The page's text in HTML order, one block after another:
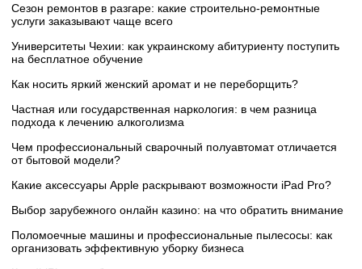
Сезон ремонтов в разгаре: какие строительно-ремонтные
услуги заказывают чаще всего
Университеты Чехии: как украинскому абитуриенту поступить
на бесплатное обучение
Как носить яркий женский аромат и не переборщить?
Частная или государственная наркология: в чем разница
подхода к лечению алкоголизма
Чем профессиональный сварочный полуавтомат отличается
от бытовой модели?
Какие аксессуары Apple раскрывают возможности iPad Pro?
Выбор зарубежного онлайн казино: на что обратить внимание
Поломоечные машины и профессиональные пылесосы: как
организовать эффективную уборку бизнеса